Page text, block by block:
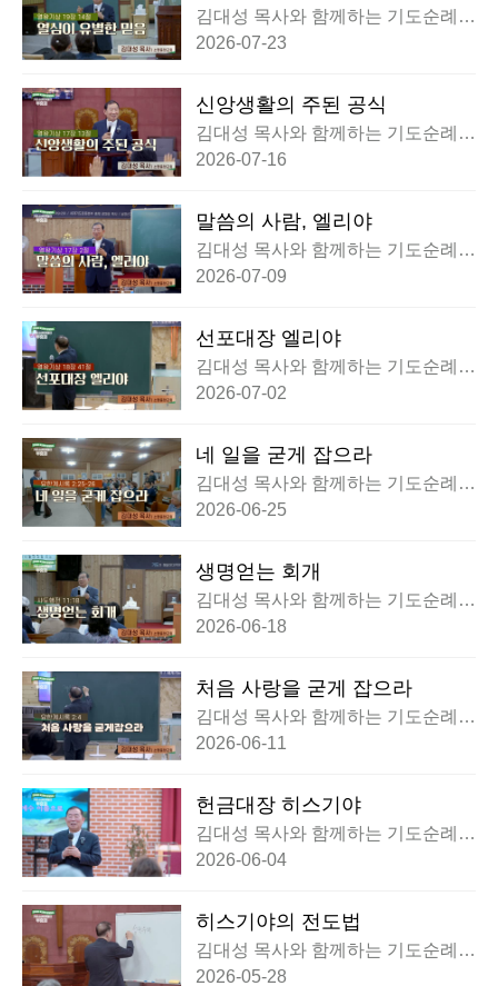
김대성 목사와 함께하는 기도순례대
행전 부흥회
2026-07-23
신앙생활의 주된 공식
김대성 목사와 함께하는 기도순례대
행전 부흥회
2026-07-16
말씀의 사람, 엘리야
김대성 목사와 함께하는 기도순례대
행전 부흥회
2026-07-09
선포대장 엘리야
김대성 목사와 함께하는 기도순례대
행전 부흥회
2026-07-02
네 일을 굳게 잡으라
김대성 목사와 함께하는 기도순례대
행전 부흥회
2026-06-25
생명얻는 회개
김대성 목사와 함께하는 기도순례대
행전 부흥회
2026-06-18
처음 사랑을 굳게 잡으라
김대성 목사와 함께하는 기도순례대
행전 부흥회
2026-06-11
헌금대장 히스기야
김대성 목사와 함께하는 기도순례대
행전 부흥회
2026-06-04
히스기야의 전도법
김대성 목사와 함께하는 기도순례대
행전 부흥회
2026-05-28